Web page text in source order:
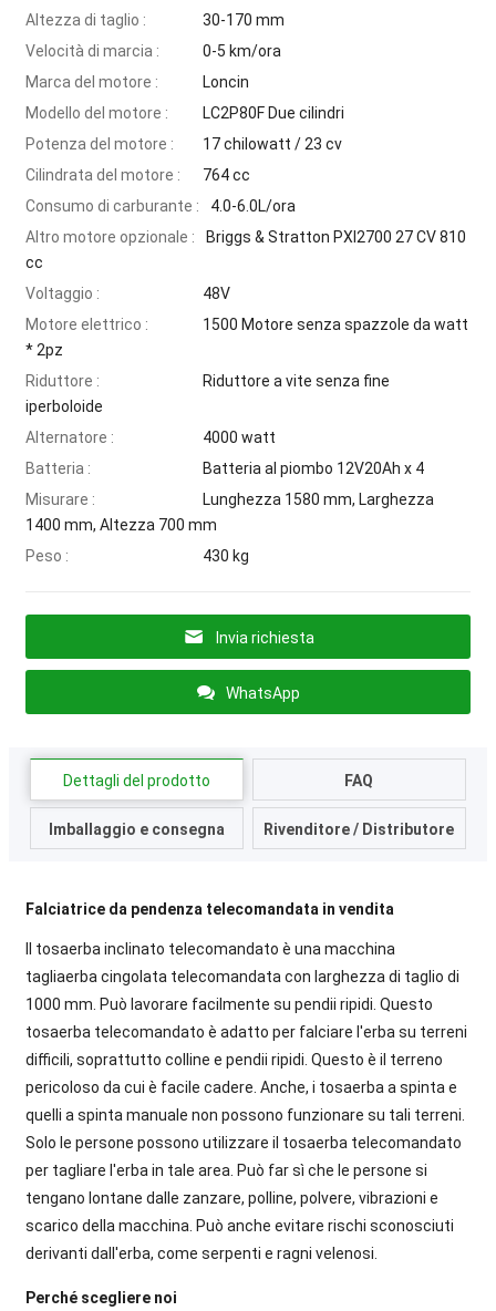
Altezza di taglio :
30-170 mm
Velocità di marcia :
0-5 km/ora
Marca del motore :
Loncin
Modello del motore :
LC2P80F Due cilindri
Potenza del motore :
17 chilowatt / 23 cv
Cilindrata del motore :
764 cc
Consumo di carburante :
4.0-6.0L/ora
Altro motore opzionale :
Briggs & Stratton PXI2700 27 CV 810
cc
Voltaggio :
48V
Motore elettrico :
1500 Motore senza spazzole da watt
* 2pz
Riduttore :
Riduttore a vite senza fine
iperboloide
Alternatore :
4000 watt
Batteria :
Batteria al piombo 12V20Ah x 4
Misurare :
Lunghezza 1580 mm, Larghezza
1400 mm, Altezza 700 mm
Peso :
430 kg
Invia richiesta
WhatsApp
Dettagli del prodotto FAQ
Imballaggio e consegna Rivenditore / Distributore
Falciatrice da pendenza telecomandata in vendita
Il tosaerba inclinato telecomandato è una macchina
tagliaerba cingolata telecomandata con larghezza di taglio di
1000 mm. Può lavorare facilmente su pendii ripidi. Questo
tosaerba telecomandato è adatto per falciare l'erba su terreni
difficili, soprattutto colline e pendii ripidi. Questo è il terreno
pericoloso da cui è facile cadere. Anche, i tosaerba a spinta e
quelli a spinta manuale non possono funzionare su tali terreni.
Solo le persone possono utilizzare il tosaerba telecomandato
per tagliare l'erba in tale area. Può far sì che le persone si
tengano lontane dalle zanzare, polline, polvere, vibrazioni e
scarico della macchina. Può anche evitare rischi sconosciuti
derivanti dall'erba, come serpenti e ragni velenosi.
Perché scegliere noi